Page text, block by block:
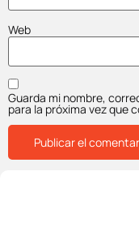
Web
Guarda mi nombre,
para la próxima vez que